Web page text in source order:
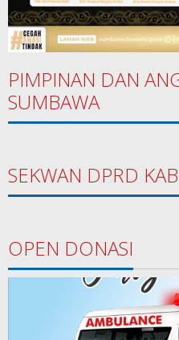
PIMPINAN DAN
SUMBAWA
SEKWAN DPRD
OPEN DONASI